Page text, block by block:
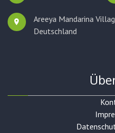
Areeya Mandarina
Deutschland